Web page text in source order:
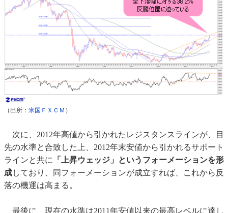
（出所： 米国ＦＸＣＭ ）
次に、2012年高値から引かれたレジスタンスラインが、目
先の水準と合致した上、2012年末安値から引かれるサポート
ラインと共に
「上昇ウェッジ」というフォーメーションを形
成しており、同フォーメーションが成立すれば、これから反
落の機運は高まる。
最後に、現在の水準は2011年安値以来の最高レベルに達し